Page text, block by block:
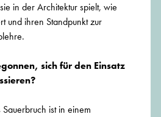
in der Architektur spielt, wie
und ihren Standpunkt zur
sich für den Einsatz
ist in einem